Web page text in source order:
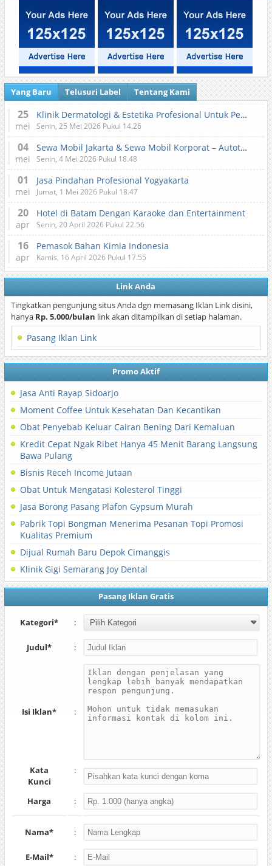
Yang Baru Telusuri Label Tentang Kami
25
mei
Klinik Dermatologi & Estetika Profesional Untuk Perawatan Kulit dan Kecantikan
Senin, 25 Mei 2026 Pukul 14.26
04
mei
Sewa Mobil Jakarta & Sewa Mobil Korporat – Autotranz Indonesia
Senin, 4 Mei 2026 Pukul 18.48
01
mei
Jasa Pindahan Profesional Yogyakarta
Jumat, 1 Mei 2026 Pukul 18.47
20
apr
Hotel di Batam Dengan Karaoke dan Entertainment
Senin, 20 April 2026 Pukul 22.56
16
apr
Pemasok Bahan Kimia Indonesia
Kamis, 16 April 2026 Pukul 17.55
Link Anda
Tingkatkan pengunjung situs Anda dgn memasang Iklan Link disini,
hanya Rp. 5.000/bulan link akan ditampilkan di setiap halaman.
Pasang Iklan Link
Promo Aktif
Jasa Anti Rayap Sidoarjo
Moment Coffee Untuk Kesehatan Dan Kecantikan
Obat Penyebab Keluar Cairan Bening Dari Kemaluan
Kredit Cepat Ngak Ribet Hanya 45 Menit Barang Langsung
Bawa Pulang
Bisnis Receh Income Jutaan
Obat Untuk Mengatasi Kolesterol Tinggi
Jasa Borong Pasang Plafon Gypsum Murah
Pabrik Topi Bongman Menerima Pesanan Topi Promosi
Kualitas Premium
Dijual Rumah Baru Depok Cimanggis
Klinik Gigi Semarang Joy Dental
Pasang Iklan Gratis
Kategori* :
Judul* :
Isi Iklan* :
Kata
Kunci
:
Harga :
Nama* :
E-Mail* :